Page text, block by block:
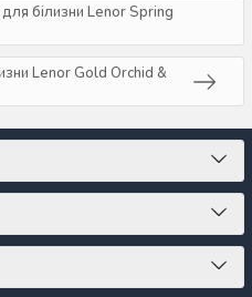
білизни Lenor Spring
Lenor Gold Orchid &